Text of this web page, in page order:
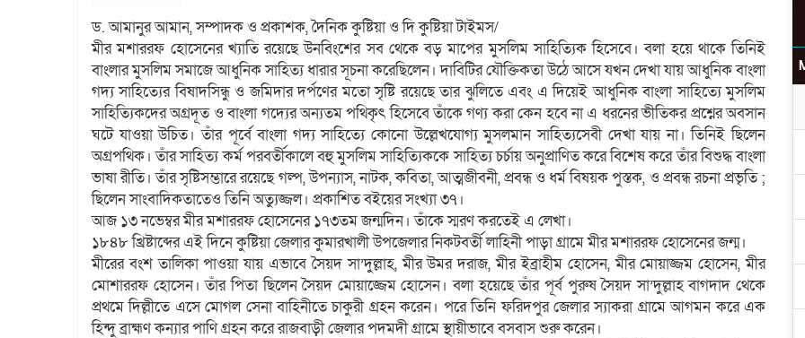
ড. আমানুর আমান, সম্পাদক ও প্রকাশক, দৈনিক কুষ্টিয়া ও দি কুষ্টিয়া টাইমস/
মীর মশাররফ হোসেনের খ্যাতি রয়েছে উনবিংশের সব থেকে বড় মাপের মুসলিম সাহিত্যিক হিসেবে। বলা হয়ে থাকে তিনিই
বাংলার মুসলিম সমাজে আধুনিক সাহিত্য ধারার সূচনা করেছিলেন। দাবিটির যৌক্তিকতা উঠে আসে যখন দেখা যায় আধুনিক বাংলা
গদ্য সাহিত্যের বিষাদসিন্ধু ও জমিদার দর্পণের মতো সৃষ্টি রয়েছে তার ঝুলিতে এবং এ দিয়েই আধুনিক বাংলা সাহিত্যে মুসলিম
সাহিত্যিকদের অগ্রদূত ও বাংলা গদ্যের অন্যতম পথিকৃৎ হিসেবে তাঁকে গণ্য করা কেন হবে না এ ধরনের ভীতিকর প্রশ্নের অবসান
ঘটে যাওয়া উচিত। তাঁর পূর্বে বাংলা গদ্য সাহিত্যে কোনো উল্লেখযোগ্য মুসলমান সাহিত্যসেবী দেখা যায় না। তিনিই ছিলেন
অগ্রপথিক। তাঁর সাহিত্য কর্ম পরবর্তীকালে বহু মুসলিম সাহিত্যিককে সাহিত্য চর্চায় অনুপ্রাণিত করে বিশেষ করে তাঁর বিশুদ্ধ বাংলা
ভাষা রীতি। তাঁর সৃষ্টিসম্ভারে রয়েছে গল্প, উপন্যাস, নাটক, কবিতা, আত্মজীবনী, প্রবন্ধ ও ধর্ম বিষয়ক পুস্তক, ও প্রবন্ধ রচনা প্রভৃতি ;
ছিলেন সাংবাদিকতাতেও তিনি অত্যুজ্জল। প্রকাশিত বইয়ের সংখ্যা ৩৭।
আজ ১৩ নভেম্বর মীর মশাররফ হোসেনের ১৭৩তম জন্মদিন। তাঁকে স্মরণ করতেই এ লেখা।
১৮৪৮ খ্রিষ্টাব্দের এই দিনে কুষ্টিয়া জেলার কুমারখালী উপজেলার নিকটবর্তী লাহিনী পাড়া গ্রামে মীর মশাররফ হোসেনের জন্ম।
মীরের বংশ তালিকা পাওয়া যায় এভাবে সৈয়দ সা’দুল্লাহ, মীর উমর দরাজ, মীর ইব্রাহীম হোসেন, মীর মোয়াজ্জম হোসেন, মীর
মোশাররফ হোসেন। তাঁর পিতা ছিলেন সৈয়দ মোয়াজ্জেম হোসেন। বলা হয়েছে তাঁর পূর্ব পুরুষ সৈয়দ সা’দুল্লাহ বাগদাদ থেকে
প্রথমে দিল্লীতে এসে মোগল সেনা বাহিনীতে চাকুরী গ্রহন করেন। পরে তিনি ফরিদপুর জেলার স্যাকরা গ্রামে আগমন করে এক
হিন্দু ব্রাহ্মণ কন্যার পাণি গ্রহন করে রাজবাড়ী জেলার পদমদী গ্রামে স্থায়ীভাবে বসবাস শুরু করেন।